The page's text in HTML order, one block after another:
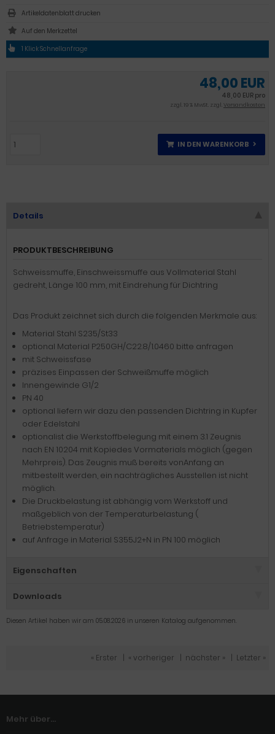
48,00 EUR
48,00 EUR pro
zzgl. 19 % MwSt. zzgl.Versandkosten
IN DEN WARENKORB
Artikeldatenblatt drucken
1 Klick Schnellanfrage
Details
PRODUKTBESCHREIBUNG
Schweissmuffe, Einschweissmuffe aus Vollmaterial Stahl
gedreht, Länge 100 mm, mit Eindrehung für Dichtring
Das Produkt zeichnet sich durch die folgenden Merkmale aus:
Material Stahl S235/St33
optional Material P250GH/C22.8/1.0460 bitte anfragen
mit Schweissfase
präzises Einpassen der Schweißmuffe möglich
Innengewinde G1/2
PN 40
optional liefern wir dazu den passenden Dichtring in Kupfer
oder Edelstahl
optionalist die Werkstoffbelegung mit einem 3.1 Zeugnis
nach EN 10204 mit Kopiedes Vormaterials möglich (gegen
Mehrpreis). Das Zeugnis muß bereits vonAnfang an
mitbestellt werden, ein nachträgliches Ausstellen ist nicht
möglich.
Die Druckbelastung ist abhängig vom Werkstoff und
maßgeblich von der Temperaturbelastung (
Betriebstemperatur)
auf Anfrage in Material S355J2+N in PN 100 möglich
Eigenschaften
Downloads
Diesen Artikel haben wir am 05.08.2026 in unseren Katalog aufgenommen.
« Erster « vorheriger nächster » Letzter »
Mehr über...